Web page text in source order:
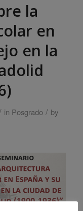
la
en
en la
in Posgrado / by